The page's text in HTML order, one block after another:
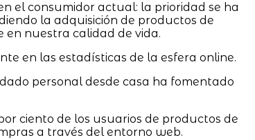
el consumidor actual: la prioridad se ha
la adquisición de productos de
en nuestra calidad de vida.
en las estadísticas de la esfera online.
personal desde casa ha fomentado
ciento de los usuarios de productos de
a través del entorno web.